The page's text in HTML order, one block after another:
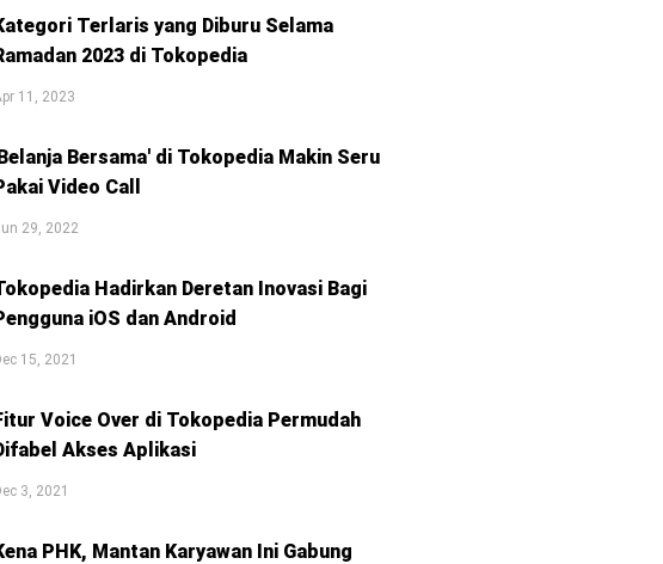
Terlaris yang Diburu Selama
2023 di Tokopedia
11, 2023
Bersama' di Tokopedia Makin Seru
Video Call
29, 2022
Hadirkan Deretan Inovasi Bagi
iOS dan Android
15, 2021
Voice Over di Tokopedia Permudah
Akses Aplikasi
3, 2021
PHK, Mantan Karyawan Ini Gabung